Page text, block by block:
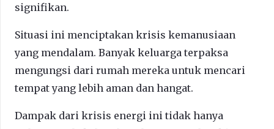
signifikan.
Situasi ini menciptakan krisis kemanusiaan
yang mendalam. Banyak keluarga terpaksa
mengungsi dari rumah mereka untuk mencari
tempat yang lebih aman dan hangat.
Dampak dari krisis energi ini tidak hanya